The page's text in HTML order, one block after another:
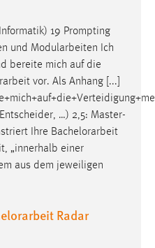
Informatik) 19 Prompting
und Modularbeiten Ich
bereite mich auf die
vor. Als Anhang [...]
…) 2,5: Master-
Ihre Bachelorarbeit
„innerhalb einer
aus dem jeweiligen
Radar
Werbung anzuzeigen.